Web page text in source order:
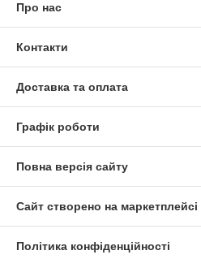
Про нас
Контакти
Доставка та оплата
Графік роботи
Повна версія сайту
Сайт створено на маркетплейсі
Політика конфіденційності